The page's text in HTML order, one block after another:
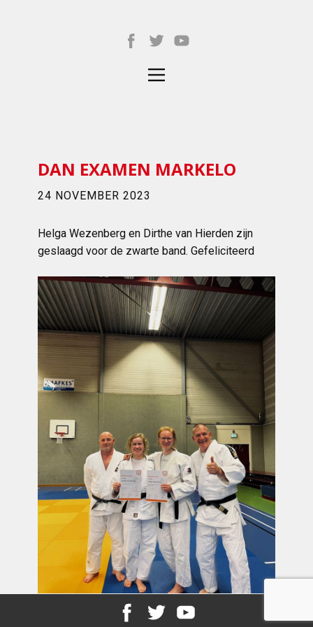
DAN EXAMEN MARKELO
24 NOVEMBER 2023
Helga Wezenberg en Dirthe van Hierden zijn
geslaagd voor de zwarte band. Gefeliciteerd